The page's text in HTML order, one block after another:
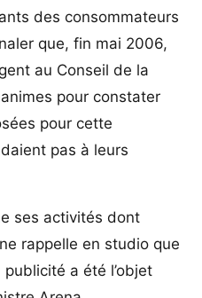
des consommateurs
que, fin mai 2006,
au Conseil de la
pour constater
pour cette
pas à leurs
ses activités dont
rappelle en studio que
a été l’objet